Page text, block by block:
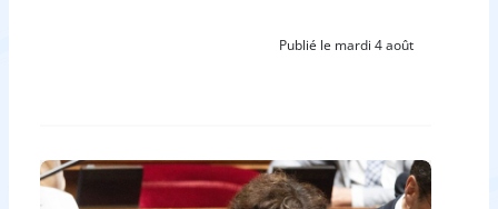
Publié le mardi 4 août